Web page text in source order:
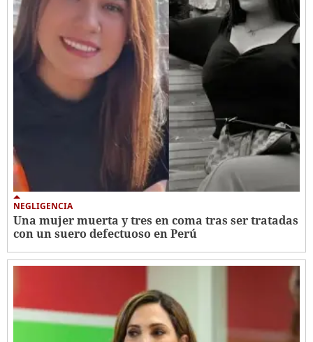
NEGLIGENCIA
Una mujer muerta y tres en coma tras ser tratadas
con un suero defectuoso en Perú